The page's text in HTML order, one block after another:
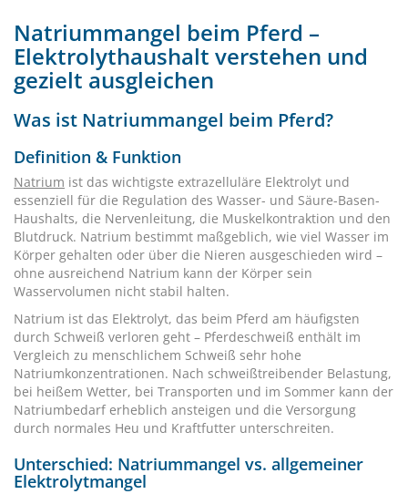
Natriummangel beim Pferd –
Elektrolythaushalt verstehen und
gezielt ausgleichen
Was ist Natriummangel beim Pferd?
Definition & Funktion
Natrium ist das wichtigste extrazelluläre Elektrolyt und
essenziell für die Regulation des Wasser- und Säure-Basen-
Haushalts, die Nervenleitung, die Muskelkontraktion und den
Blutdruck. Natrium bestimmt maßgeblich, wie viel Wasser im
Körper gehalten oder über die Nieren ausgeschieden wird –
ohne ausreichend Natrium kann der Körper sein
Wasservolumen nicht stabil halten.
Natrium ist das Elektrolyt, das beim Pferd am häufigsten
durch Schweiß verloren geht – Pferdeschweiß enthält im
Vergleich zu menschlichem Schweiß sehr hohe
Natriumkonzentrationen. Nach schweißtreibender Belastung,
bei heißem Wetter, bei Transporten und im Sommer kann der
Natriumbedarf erheblich ansteigen und die Versorgung
durch normales Heu und Kraftfutter unterschreiten.
Unterschied: Natriummangel vs. allgemeiner
Elektrolytmangel